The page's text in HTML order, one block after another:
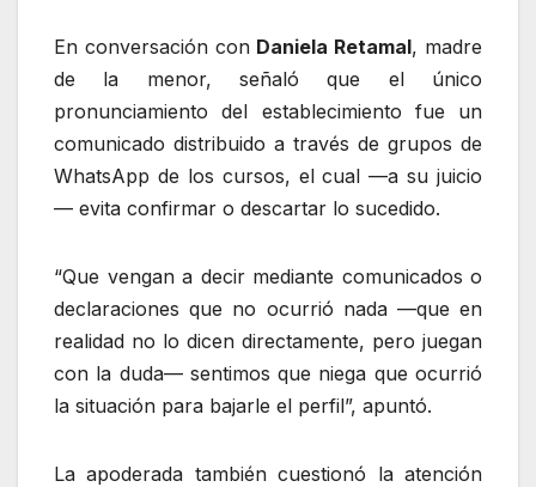
En conversación con Daniela Retamal, madre
de la menor, señaló que el único
pronunciamiento del establecimiento fue un
comunicado distribuido a través de grupos de
WhatsApp de los cursos, el cual —a su juicio
— evita confirmar o descartar lo sucedido.
“Que vengan a decir mediante comunicados o
declaraciones que no ocurrió nada —que en
realidad no lo dicen directamente, pero juegan
con la duda— sentimos que niega que ocurrió
la situación para bajarle el perfil”, apuntó.
La apoderada también cuestionó la atención